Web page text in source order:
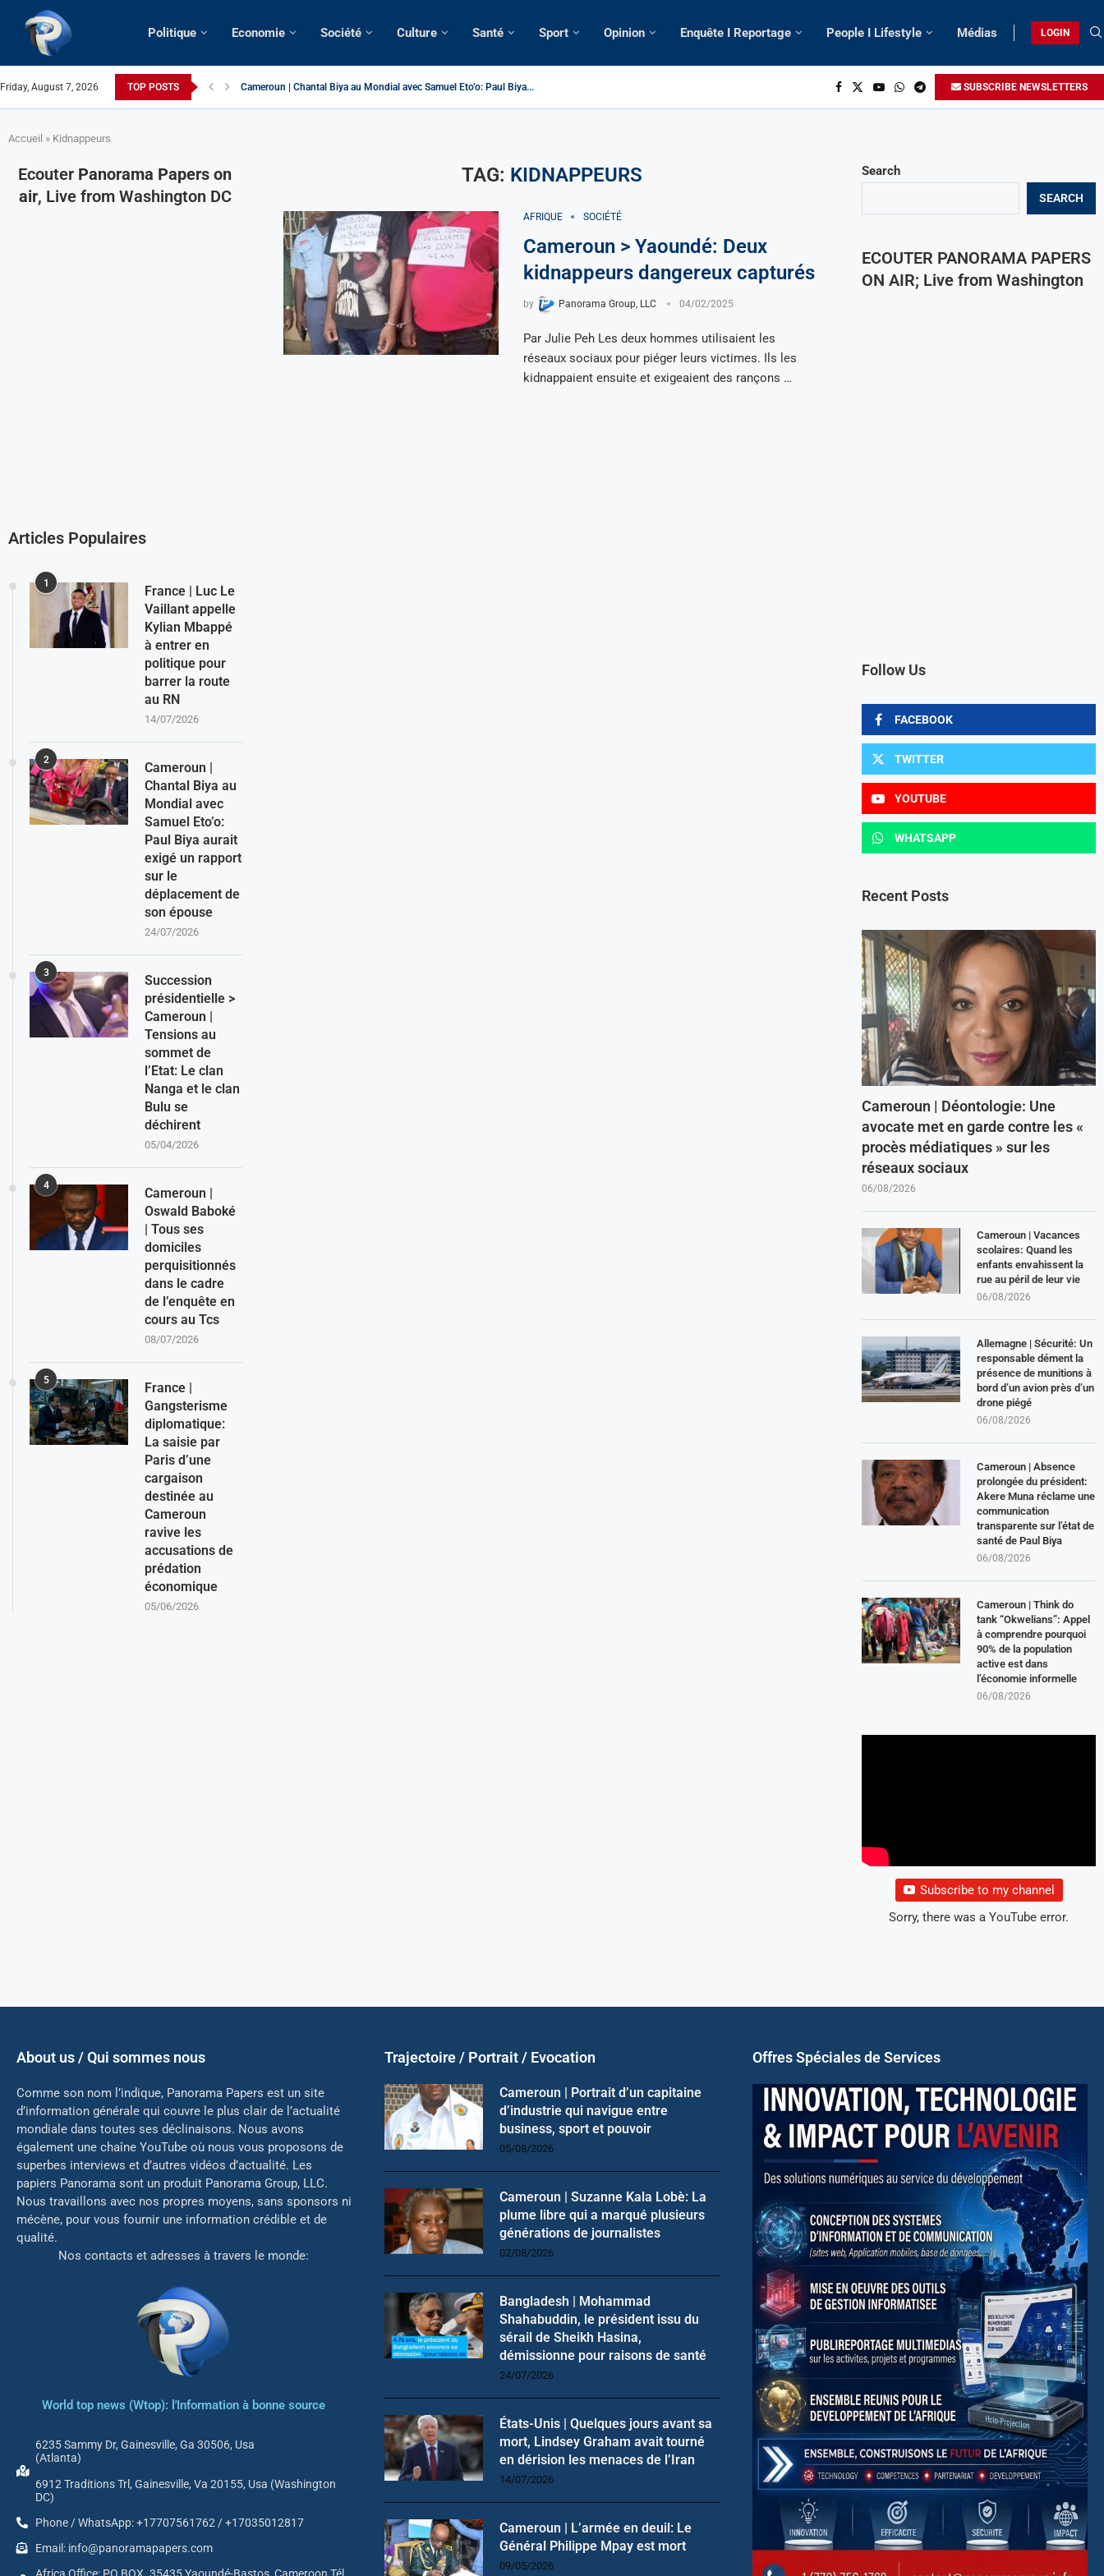
Politique Economie Société Culture Santé Sport Opinion Enquête I Reportage People I Lifestyle Médias LOGIN
Friday, August 7, 2026 TOP POSTS
Cameroun | Chantal Biya au Mondial avec Samuel Eto’o: Paul Biya...
Succession présidentielle > Cameroun | Tensions au sommet de l’Etat: Le...
SUBSCRIBE NEWSLETTERS
Accueil » Kidnappeurs
TAG: KIDNAPPEURS
AFRIQUE SOCIÉTÉ
Cameroun > Yaoundé: Deux
kidnappeurs dangereux capturés
by Panorama Group, LLC 04/02/2025
Par Julie Peh Les deux hommes utilisaient les
réseaux sociaux pour piéger leurs victimes. Ils les
kidnappaient ensuite et exigeaient des rançons …
Search
SEARCH
ECOUTER PANORAMA PAPERS
ON AIR; Live from Washington
Follow Us
FACEBOOK
TWITTER
YOUTUBE
WHATSAPP
Recent Posts
Cameroun | Déontologie: Une
avocate met en garde contre les «
procès médiatiques » sur les
réseaux sociaux
06/08/2026
Cameroun | Vacances
scolaires: Quand les
enfants envahissent la
rue au péril de leur vie
06/08/2026
Allemagne | Sécurité: Un
responsable dément la
présence de munitions à
bord d’un avion près d’un
drone piégé
06/08/2026
Cameroun | Absence
prolongée du président:
Akere Muna réclame une
communication
transparente sur l’état de
santé de Paul Biya
06/08/2026
Cameroun | Think do
tank “Okwelians”: Appel
à comprendre pourquoi
90% de la population
active est dans
l’économie informelle
06/08/2026
Subscribe to my channel
Sorry, there was a YouTube error.
Ecouter Panorama Papers on
air, Live from Washington DC
Articles Populaires
1
France | Luc Le
Vaillant appelle
Kylian Mbappé
à entrer en
politique pour
barrer la route
au RN
14/07/2026
2
Cameroun |
Chantal Biya au
Mondial avec
Samuel Eto’o:
Paul Biya aurait
exigé un rapport
sur le
déplacement de
son épouse
24/07/2026
3
Succession
présidentielle >
Cameroun |
Tensions au
sommet de
l’Etat: Le clan
Nanga et le clan
Bulu se
déchirent
05/04/2026
4
Cameroun |
Oswald Baboké
| Tous ses
domiciles
perquisitionnés
dans le cadre
de l’enquête en
cours au Tcs
08/07/2026
5
France |
Gangsterisme
diplomatique:
La saisie par
Paris d’une
cargaison
destinée au
Cameroun
ravive les
accusations de
prédation
économique
05/06/2026
About us / Qui sommes nous
Comme son nom l’indique, Panorama Papers est un site
d’information générale qui couvre le plus clair de l’actualité
mondiale dans toutes ses déclinaisons. Nous avons
également une chaîne YouTube où nous vous proposons de
superbes interviews et d’autres vidéos d’actualité. Les
papiers Panorama sont un produit Panorama Group, LLC.
Nous travaillons avec nos propres moyens, sans sponsors ni
mécène, pour vous fournir une information crédible et de
qualité.
Nos contacts et adresses à travers le monde:
World top news (Wtop): l'Information à bonne source
6235 Sammy Dr, Gainesville, Ga 30506, Usa
(Atlanta)
6912 Traditions Trl, Gainesville, Va 20155, Usa (Washington
DC)
Phone / WhatsApp: +17707561762 / +17035012817
Email: info@panoramapapers.com
Trajectoire / Portrait / Evocation
Cameroun | Portrait d’un capitaine
d’industrie qui navigue entre
business, sport et pouvoir
05/08/2026
Cameroun | Suzanne Kala Lobè: La
plume libre qui a marqué plusieurs
générations de journalistes
02/08/2026
Bangladesh | Mohammad
Shahabuddin, le président issu du
sérail de Sheikh Hasina,
démissionne pour raisons de santé
24/07/2026
États-Unis | Quelques jours avant sa
mort, Lindsey Graham avait tourné
en dérision les menaces de l’Iran
14/07/2026
Cameroun | L’armée en deuil: Le
Général Philippe Mpay est mort
09/05/2026
Offres Spéciales de Services